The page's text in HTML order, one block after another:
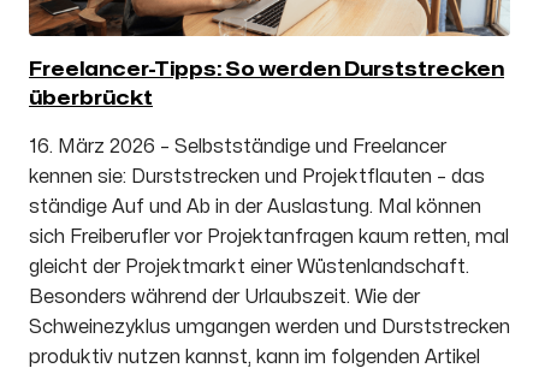
Freelancer-Tipps: So werden Durststrecken
überbrückt
16. März 2026 – Selbstständige und Freelancer
kennen sie: Durststrecken und Projektflauten – das
ständige Auf und Ab in der Auslastung. Mal können
sich Freiberufler vor Projektanfragen kaum retten, mal
gleicht der Projektmarkt einer Wüstenlandschaft.
Besonders während der Urlaubszeit. Wie der
Schweinezyklus umgangen werden und Durststrecken
produktiv nutzen kannst, kann im folgenden Artikel